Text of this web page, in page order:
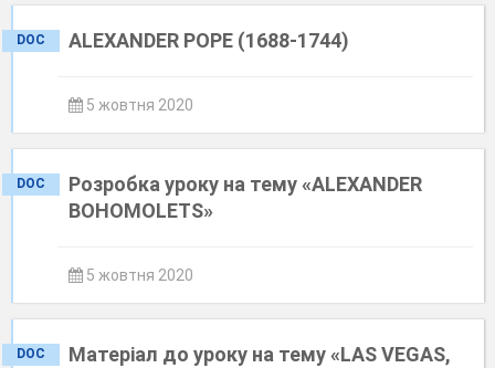
DOC ALEXANDER POPE (1688-1744)
5 жовтня 2020
DOC
Розробка уроку на тему «ALEXANDER
BOHOMOLETS»
5 жовтня 2020
DOC
Матеріал до уроку на тему «LAS VEGAS,